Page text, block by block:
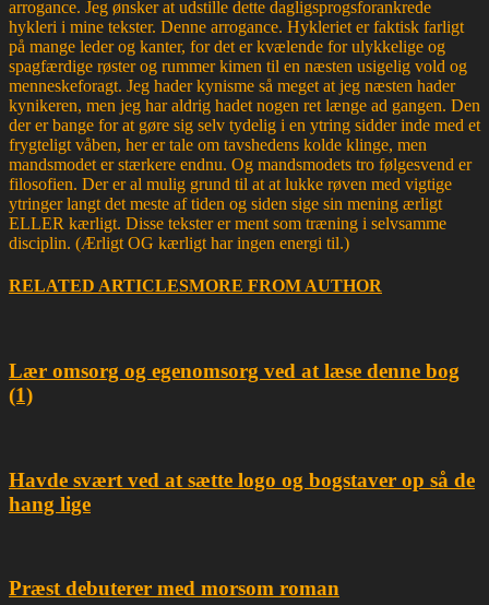
arrogance. Jeg ønsker at udstille dette dagligsprogsforankrede
hykleri i mine tekster. Denne arrogance. Hykleriet er faktisk farligt
på mange leder og kanter, for det er kvælende for ulykkelige og
spagfærdige røster og rummer kimen til en næsten usigelig vold og
menneskeforagt. Jeg hader kynisme så meget at jeg næsten hader
kynikeren, men jeg har aldrig hadet nogen ret længe ad gangen. Den
der er bange for at gøre sig selv tydelig i en ytring sidder inde med et
frygteligt våben, her er tale om tavshedens kolde klinge, men
mandsmodet er stærkere endnu. Og mandsmodets tro følgesvend er
filosofien. Der er al mulig grund til at at lukke røven med vigtige
ytringer langt det meste af tiden og siden sige sin mening ærligt
ELLER kærligt. Disse tekster er ment som træning i selvsamme
disciplin. (Ærligt OG kærligt har ingen energi til.)
RELATED ARTICLESMORE FROM AUTHOR
Lær omsorg og egenomsorg ved at læse denne bog
(1)
Havde svært ved at sætte logo og bogstaver op så de
hang lige
Præst debuterer med morsom roman